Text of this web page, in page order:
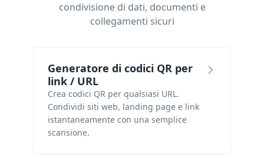
condivisione di dati, documenti e
collegamenti sicuri
Generatore di codici QR per
link / URL
Crea codici QR per qualsiasi URL.
Condividi siti web, landing page e link
istantaneamente con una semplice
scansione.